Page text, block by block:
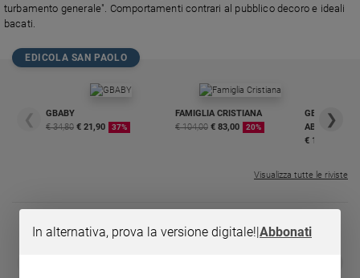
Legalità
giustizia
Sport
Papa
Chiesa
turbamento generale". Comportamenti contrari al pubblico decoro e ideali
bacati.
EDICOLA SAN PAOLO
❮
GBABY
€ 34,80 € 21,90 37%
FAMIGLIA CRISTIANA
€ 104,00 € 83,00 20%
GBABY
€ 16,99
❯
Visualizza tutte le riviste
In alternativa, prova la versione digitale!|Abbonati